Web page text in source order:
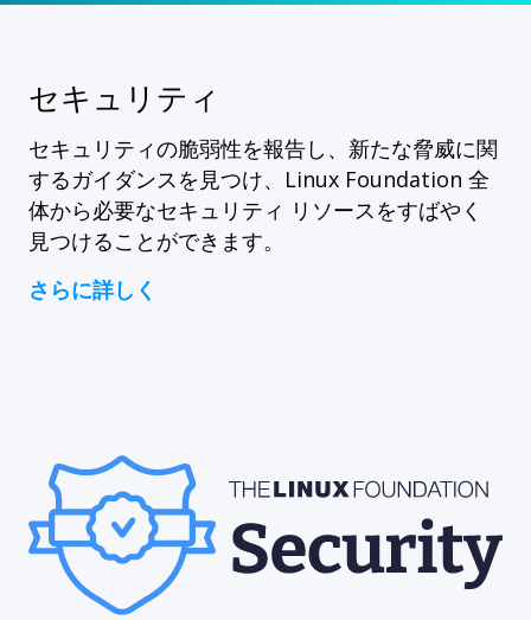
セキュリティ
セキュリティの脆弱性を報告し、新たな脅威に関
するガイダンスを見つけ、Linux Foundation 全
体から必要なセキュリティ リソースをすばやく
見つけることができます。
さらに詳しく